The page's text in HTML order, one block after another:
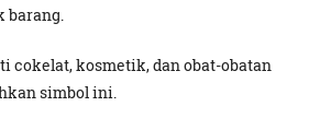
barang.
cokelat, kosmetik, dan obat-obatan
simbol ini.